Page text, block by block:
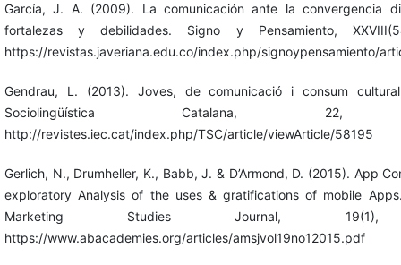
García, J. A. (2009). La comunicación ante la convergencia
fortalezas y debilidades. Signo y Pensamiento,
https://revistas.javeriana.edu.co/index.php/signoypensamiento/
Gendrau, L. (2013). Joves, de comunicació i consum
Sociolingüística Catalana, 22,
http://revistes.iec.cat/index.php/TSC/article/viewArticle/58195
Gerlich, N., Drumheller, K., Babb, J. & D’Armond, D. (2015). App
exploratory Analysis of the uses & gratifications of mobile
Marketing Studies Journal,
https://www.abacademies.org/articles/amsjvol19no12015.pdf